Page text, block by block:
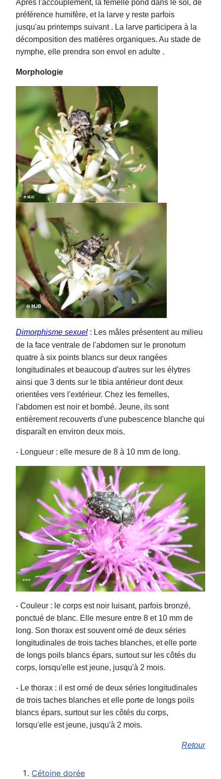
Après l'accouplement, la femelle pond dans le sol, de
préférence humifère, et la larve y reste parfois
jusqu'au printemps suivant . La larve participera à la
décomposition des matières organiques. Au stade de
nymphe, elle prendra son envol en adulte .
Morphologie
Dimorphisme sexuel : Les mâles présentent au milieu
de la face ventrale de l'abdomen sur le pronotum
quatre à six points blancs sur deux rangées
longitudinales et beaucoup d'autres sur les élytres
ainsi que 3 dents sur le tibia antérieur dont deux
orientées vers l'extérieur. Chez les femelles,
l'abdomen est noir et bombé. Jeune, ils sont
entièrement recouverts d'une pubescence blanche qui
disparaît en environ deux mois.
- Longueur : elle mesure de 8 à 10 mm de long.
- Couleur : le corps est noir luisant, parfois bronzé,
ponctué de blanc. Elle mesure entre 8 et 10 mm de
long. Son thorax est souvent orné de deux séries
longitudinales de trois taches blanches, et elle porte
de longs poils blancs épars, surtout sur les côtés du
corps, lorsqu'elle est jeune, jusqu'à 2 mois.
- Le thorax : il est orné de deux séries longitudinales
de trois taches blanches et elle porte de longs poils
blancs épars, surtout sur les côtés du corps,
lorsqu'elle est jeune, jusqu'à 2 mois.
Retour
Cétoine dorée